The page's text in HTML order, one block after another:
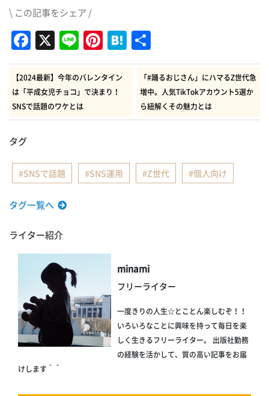
\ この記事をシェア /
Facebook
X LinePinterest
Hatena
有
【2024最新】今年のバレンタイン
は「平成女児チョコ」で決まり！
SNSで話題のワケとは
「#踊るおじさん」にハマるZ世代急
増中。人気TikTokアカウント5選か
ら紐解くその魅力とは
タグ
SNSで話題 SNS運用 Z世代 個人向け
タグ一覧へ
ライター紹介
minami
フリーライター
一度きりの人生☆とことん楽しむぞ！！
いろいろなことに興味を持って毎日を楽
しく生きるフリーライター。 出版社勤務
の経験を活かして、質の高い記事をお届
けします＾＾